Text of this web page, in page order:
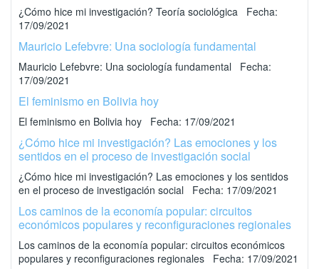
¿Cómo hice mi investigación? Teoría sociológica Fecha:
17/09/2021
Mauricio Lefebvre: Una sociología fundamental
Mauricio Lefebvre: Una sociología fundamental Fecha:
17/09/2021
El feminismo en Bolivia hoy
El feminismo en Bolivia hoy Fecha: 17/09/2021
¿Cómo hice mi investigación? Las emociones y los
sentidos en el proceso de investigación social
¿Cómo hice mi investigación? Las emociones y los sentidos
en el proceso de investigación social Fecha: 17/09/2021
Los caminos de la economía popular: circuitos
económicos populares y reconfiguraciones regionales
Los caminos de la economía popular: circuitos económicos
populares y reconfiguraciones regionales Fecha: 17/09/2021